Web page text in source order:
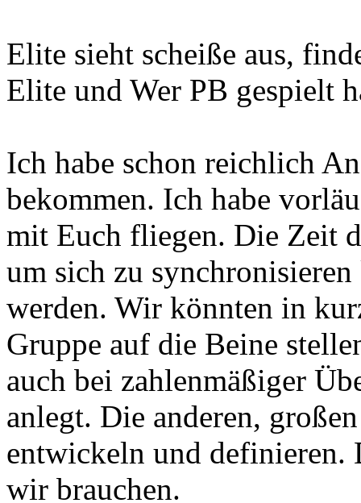
Elite sieht scheiße aus,
Elite und Wer PB gespielt
Ich habe schon reichlich
bekommen. Ich habe
mit Euch fliegen. Die Zeit
um sich zu
werden. Wir könnten in
Gruppe auf die Beine
auch bei zahlenmäßiger
anlegt. Die anderen,
entwickeln und definieren.
wir brauchen.